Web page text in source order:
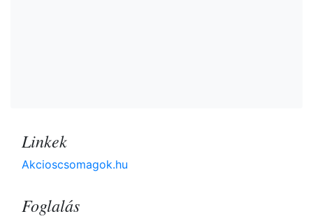
Linkek
Akcioscsomagok.hu
Foglalás